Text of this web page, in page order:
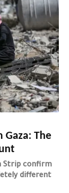
Gaza: The
Strip confirm
different